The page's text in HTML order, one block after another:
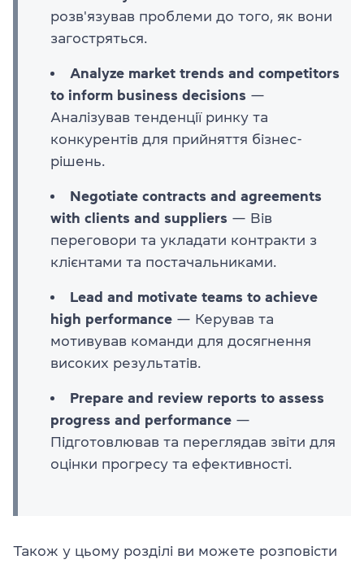
розв'язував проблеми до того, як вони
загостряться.
Analyze market trends and competitors
to inform business decisions —
Аналізував тенденції ринку та
конкурентів для прийняття бізнес-
рішень.
Negotiate contracts and agreements
with clients and suppliers — Вів
переговори та укладати контракти з
клієнтами та постачальниками.
Lead and motivate teams to achieve
high performance — Керував та
мотивував команди для досягнення
високих результатів.
Prepare and review reports to assess
progress and performance —
Підготовлював та переглядав звіти для
оцінки прогресу та ефективності.
Також у цьому розділі ви можете розповісти